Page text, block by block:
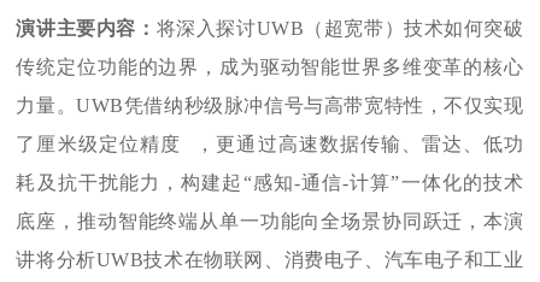
演讲主要内容： 将深入探讨UWB（超宽带）技术如何突破
传统定位功能的边界，成为驱动智能世界多维变革的核心
力量。UWB凭借纳秒级脉冲信号与高带宽特性，不仅实现
了厘米级定位精度
，更通过高速数据传输、雷达、低功
耗及抗干扰能力，构建起“感知-通信-计算”一体化的技术
底座，推动智能终端从单一功能向全场景协同跃迁，本演
讲将分析UWB技术在物联网、消费电子、汽车电子和工业